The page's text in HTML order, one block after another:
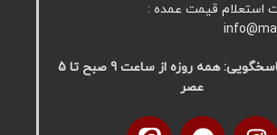
استعلام قیمت عمده :
ساعات پاسخگویی: همه روزه از ساعت 9 صبح تا 5
عصر